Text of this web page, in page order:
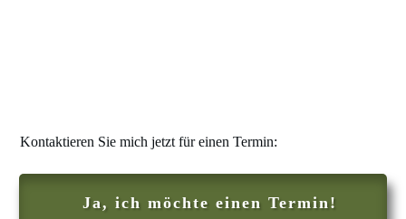
Kontaktieren Sie mich jetzt für einen Termin:
Ja, ich möchte einen Termin!